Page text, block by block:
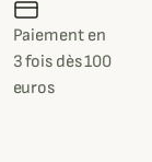
Paiement en
3 fois dès 100
euros